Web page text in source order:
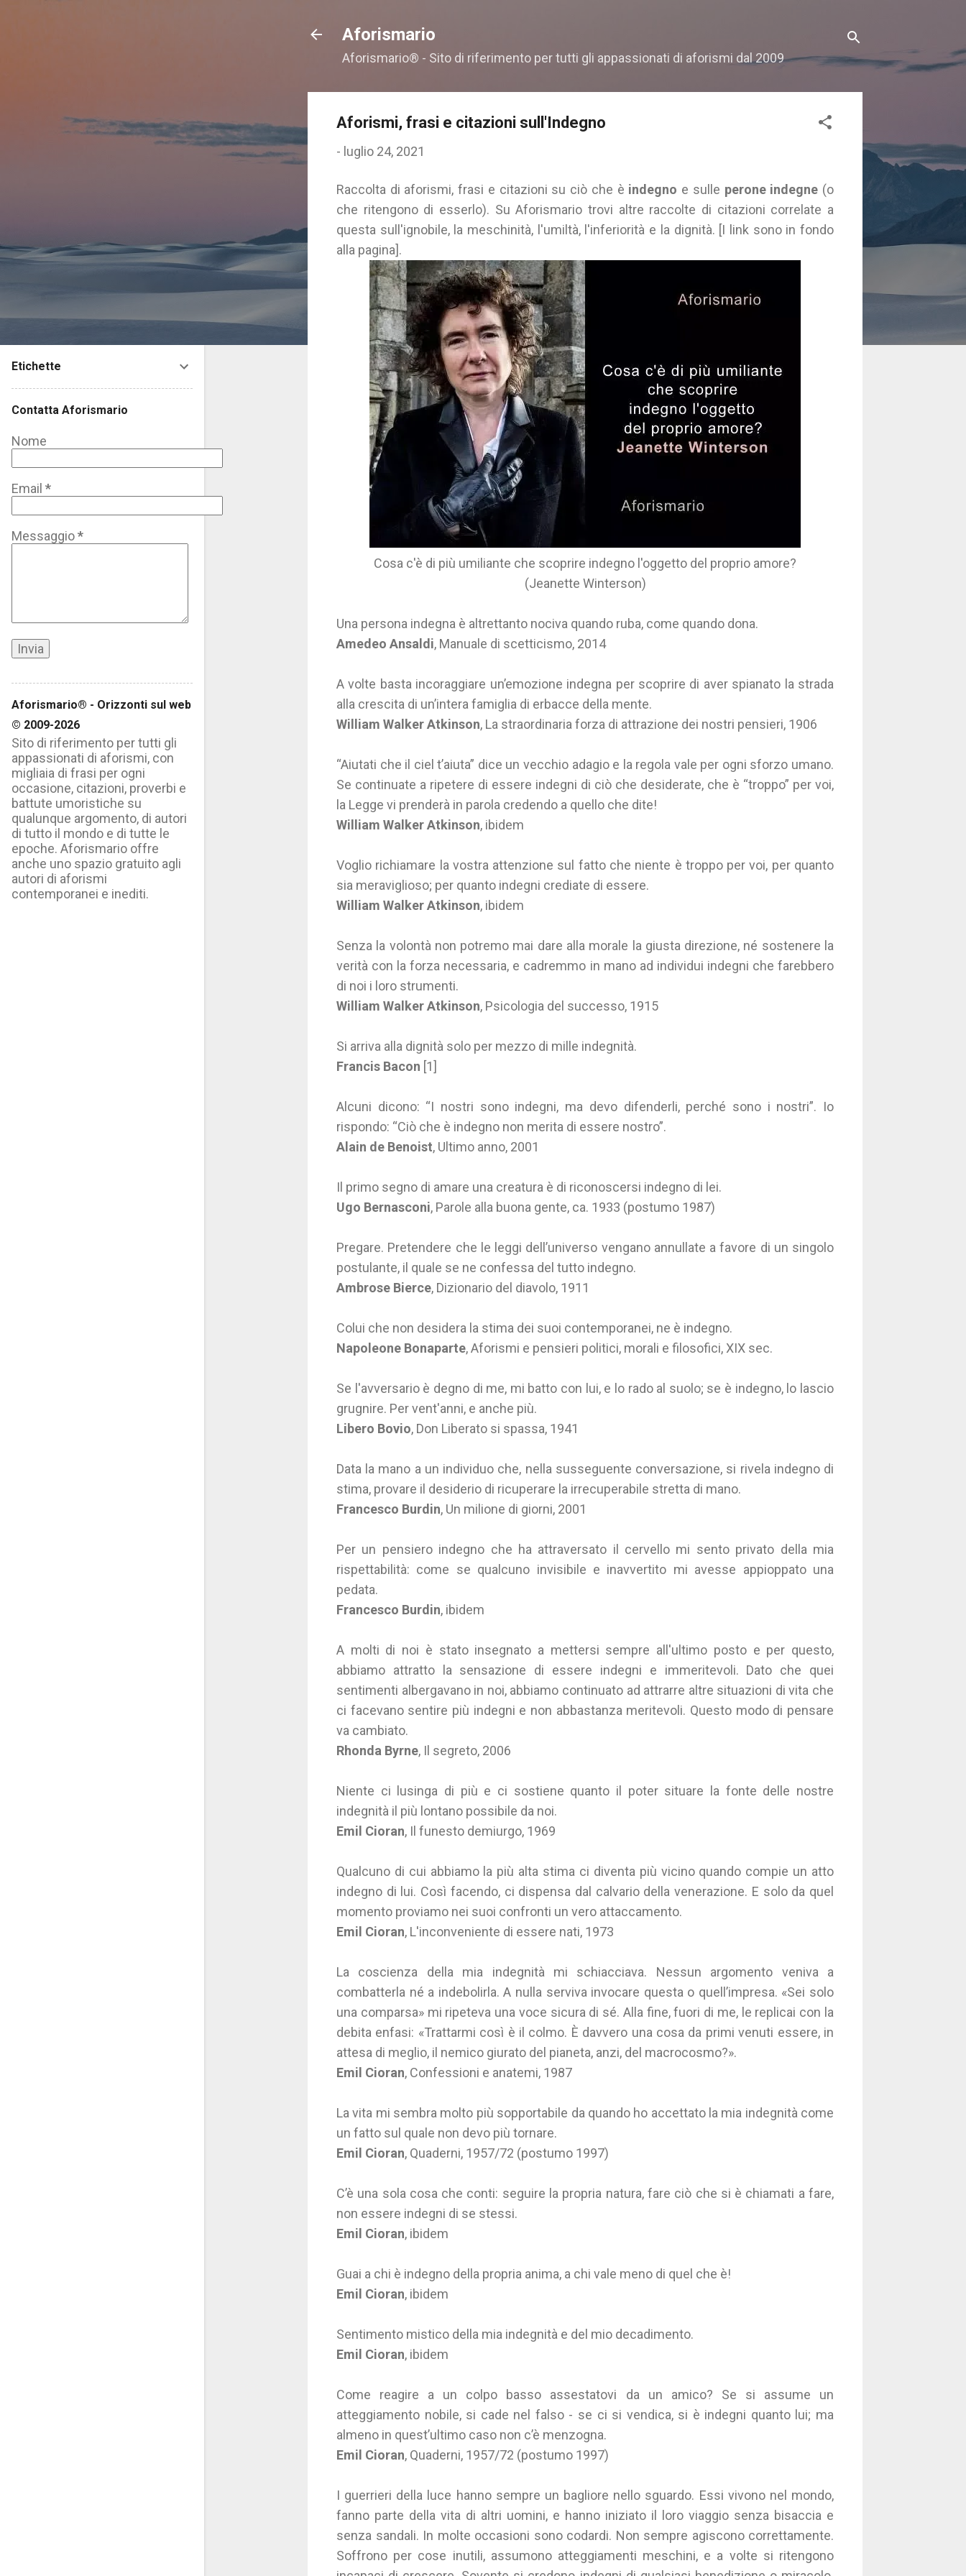
Aforismario
Aforismario® - Sito di riferimento per tutti gli appassionati di aforismi dal 2009
Aforismi, frasi e citazioni sull'Indegno
- luglio 24, 2021
Raccolta di aforismi, frasi e citazioni su ciò che è indegno e sulle perone indegne (o
che ritengono di esserlo). Su Aforismario trovi altre raccolte di citazioni correlate a
questa sull'ignobile, la meschinità, l'umiltà, l'inferiorità e la dignità. [I link sono in fondo
alla pagina].
Cosa c'è di più umiliante che scoprire indegno l'oggetto del proprio amore?
(Jeanette Winterson)
Una persona indegna è altrettanto nociva quando ruba, come quando dona.
Amedeo Ansaldi, Manuale di scetticismo, 2014
A volte basta incoraggiare un’emozione indegna per scoprire di aver spianato la strada
alla crescita di un’intera famiglia di erbacce della mente.
William Walker Atkinson, La straordinaria forza di attrazione dei nostri pensieri, 1906
“Aiutati che il ciel t’aiuta” dice un vecchio adagio e la regola vale per ogni sforzo umano.
Se continuate a ripetere di essere indegni di ciò che desiderate, che è “troppo” per voi,
la Legge vi prenderà in parola credendo a quello che dite!
William Walker Atkinson, ibidem
Voglio richiamare la vostra attenzione sul fatto che niente è troppo per voi, per quanto
sia meraviglioso; per quanto indegni crediate di essere.
William Walker Atkinson, ibidem
Senza la volontà non potremo mai dare alla morale la giusta direzione, né sostenere la
verità con la forza necessaria, e cadremmo in mano ad individui indegni che farebbero
di noi i loro strumenti.
William Walker Atkinson, Psicologia del successo, 1915
Si arriva alla dignità solo per mezzo di mille indegnità.
Francis Bacon [1]
Alcuni dicono: “I nostri sono indegni, ma devo difenderli, perché sono i nostri”. Io
rispondo: “Ciò che è indegno non merita di essere nostro”.
Alain de Benoist, Ultimo anno, 2001
Il primo segno di amare una creatura è di riconoscersi indegno di lei.
Ugo Bernasconi, Parole alla buona gente, ca. 1933 (postumo 1987)
Pregare. Pretendere che le leggi dell’universo vengano annullate a favore di un singolo
postulante, il quale se ne confessa del tutto indegno.
Ambrose Bierce, Dizionario del diavolo, 1911
Colui che non desidera la stima dei suoi contemporanei, ne è indegno.
Napoleone Bonaparte, Aforismi e pensieri politici, morali e filosofici, XIX sec.
Se l'avversario è degno di me, mi batto con lui, e lo rado al suolo; se è indegno, lo lascio
grugnire. Per vent'anni, e anche più.
Libero Bovio, Don Liberato si spassa, 1941
Data la mano a un individuo che, nella susseguente conversazione, si rivela indegno di
stima, provare il desiderio di ricuperare la irrecuperabile stretta di mano.
Francesco Burdin, Un milione di giorni, 2001
Per un pensiero indegno che ha attraversato il cervello mi sento privato della mia
rispettabilità: come se qualcuno invisibile e inavvertito mi avesse appioppato una
pedata.
Francesco Burdin, ibidem
A molti di noi è stato insegnato a mettersi sempre all'ultimo posto e per questo,
abbiamo attratto la sensazione di essere indegni e immeritevoli. Dato che quei
sentimenti albergavano in noi, abbiamo continuato ad attrarre altre situazioni di vita che
ci facevano sentire più indegni e non abbastanza meritevoli. Questo modo di pensare
va cambiato.
Rhonda Byrne, Il segreto, 2006
Niente ci lusinga di più e ci sostiene quanto il poter situare la fonte delle nostre
indegnità il più lontano possibile da noi.
Emil Cioran, Il funesto demiurgo, 1969
Qualcuno di cui abbiamo la più alta stima ci diventa più vicino quando compie un atto
indegno di lui. Così facendo, ci dispensa dal calvario della venerazione. E solo da quel
momento proviamo nei suoi confronti un vero attaccamento.
Emil Cioran, L'inconveniente di essere nati, 1973
La coscienza della mia indegnità mi schiacciava. Nessun argomento veniva a
combatterla né a indebolirla. A nulla serviva invocare questa o quell’impresa. «Sei solo
una comparsa» mi ripeteva una voce sicura di sé. Alla fine, fuori di me, le replicai con la
debita enfasi: «Trattarmi così è il colmo. È davvero una cosa da primi venuti essere, in
attesa di meglio, il nemico giurato del pianeta, anzi, del macrocosmo?».
Emil Cioran, Confessioni e anatemi, 1987
La vita mi sembra molto più sopportabile da quando ho accettato la mia indegnità come
un fatto sul quale non devo più tornare.
Emil Cioran, Quaderni, 1957/72 (postumo 1997)
C’è una sola cosa che conti: seguire la propria natura, fare ciò che si è chiamati a fare,
non essere indegni di se stessi.
Emil Cioran, ibidem
Guai a chi è indegno della propria anima, a chi vale meno di quel che è!
Emil Cioran, ibidem
Sentimento mistico della mia indegnità e del mio decadimento.
Emil Cioran, ibidem
Come reagire a un colpo basso assestatovi da un amico? Se si assume un
atteggiamento nobile, si cade nel falso - se ci si vendica, si è indegni quanto lui; ma
almeno in quest’ultimo caso non c’è menzogna.
Emil Cioran, Quaderni, 1957/72 (postumo 1997)
I guerrieri della luce hanno sempre un bagliore nello sguardo. Essi vivono nel mondo,
fanno parte della vita di altri uomini, e hanno iniziato il loro viaggio senza bisaccia e
senza sandali. In molte occasioni sono codardi. Non sempre agiscono correttamente.
Soffrono per cose inutili, assumono atteggiamenti meschini, e a volte si ritengono
Etichette
Contatta Aforismario
Nome
Email *
Messaggio*
Aforismario® - Orizzonti sul web
© 2009-2026
Sito di riferimento per tutti gli
appassionati di aforismi, con
migliaia di frasi per ogni
occasione, citazioni, proverbi e
battute umoristiche su
qualunque argomento, di autori
di tutto il mondo e di tutte le
epoche. Aforismario offre
anche uno spazio gratuito agli
autori di aforismi
contemporanei e inediti.